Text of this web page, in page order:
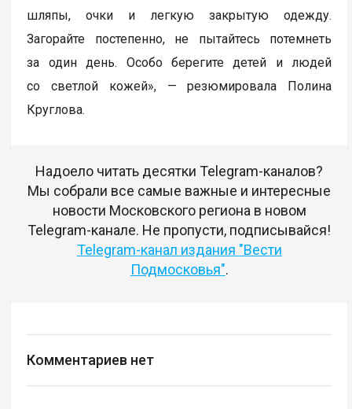
шляпы, очки и легкую закрытую одежду.
Загорайте постепенно, не пытайтесь потемнеть
за один день. Особо берегите детей и людей
со светлой кожей», — резюмировала Полина
Круглова.
Надоело читать десятки Telegram-каналов?
Мы собрали все самые важные и интересные
новости Московского региона в новом
Telegram-канале. Не пропусти, подписывайся!
Telegram-канал издания "Вести
Подмосковья".
Комментариев нет